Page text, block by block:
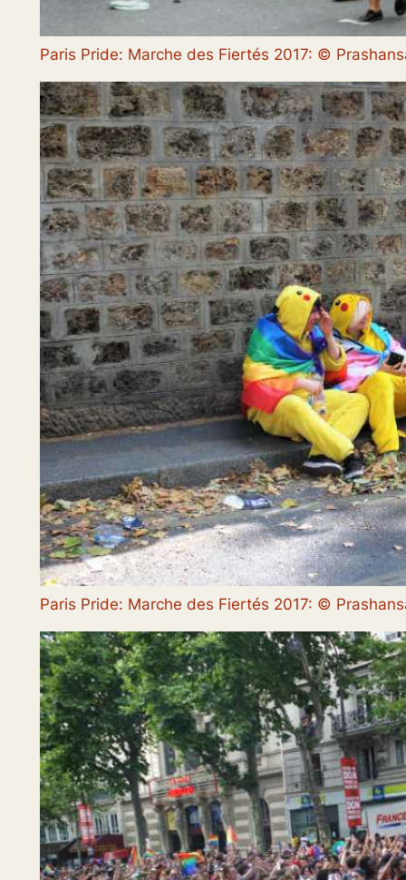
Paris Pride: Marche des Fiertés 2017: ©
Paris Pride: Marche des Fiertés 2017: ©